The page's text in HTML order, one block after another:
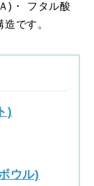
)・ フタル酸
です。
)
ウル)